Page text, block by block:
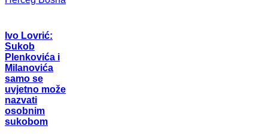
Ivo Lovrić:
Sukob
Plenkovića i
Milanovića
samo se
uvjetno može
nazvati
osobnim
sukobom